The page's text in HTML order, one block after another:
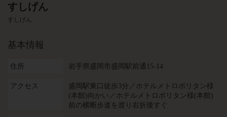
すしげん
すしげん
基本情報
住所 岩手県盛岡市盛岡駅前通15-14
アクセス
盛岡駅東口徒歩3分／ホテルメトロポリタン様
(本館)向かい／ホテルメトロポリタン様(本館)
前の横断歩道を渡り右折後すぐ